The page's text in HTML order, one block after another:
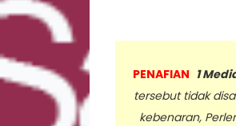
PENAFIAN 1
tersebut tidak
kebenaran,